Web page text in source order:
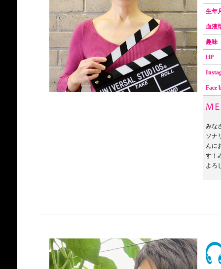
生
血
趣
HP
みな
ソナ
んに
す！
よろ